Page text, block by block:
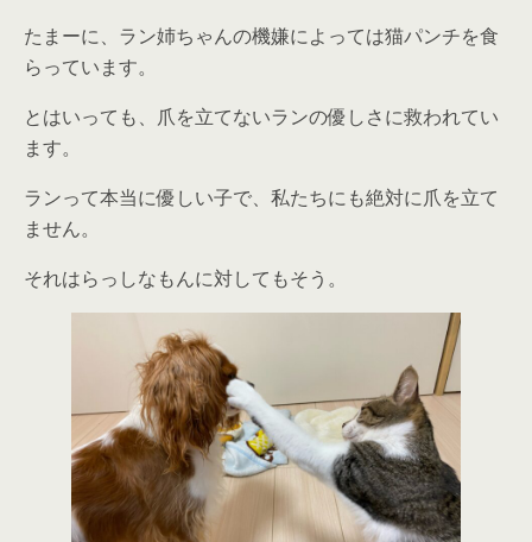
たまーに、ラン姉ちゃんの機嫌によっては猫パンチを食
らっています。
とはいっても、爪を立てないランの優しさに救われてい
ます。
ランって本当に優しい子で、私たちにも絶対に爪を立て
ません。
それはらっしなもんに対してもそう。